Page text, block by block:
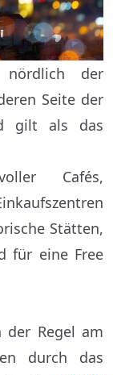
nördlich der
Seite der
gilt als das
Cafés,
Stätten,
für eine Free
der Regel am
durch das